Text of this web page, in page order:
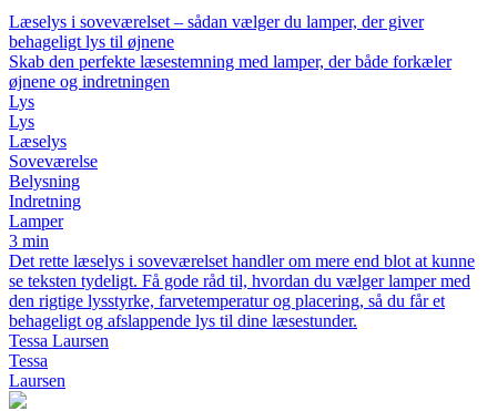
Læselys i soveværelset – sådan vælger du lamper, der giver
behageligt lys til øjnene
Skab den perfekte læsestemning med lamper, der både forkæler
øjnene og indretningen
Lys
Lys
Læselys
Soveværelse
Belysning
Indretning
Lamper
3 min
Det rette læselys i soveværelset handler om mere end blot at kunne
se teksten tydeligt. Få gode råd til, hvordan du vælger lamper med
den rigtige lysstyrke, farvetemperatur og placering, så du får et
behageligt og afslappende lys til dine læsestunder.
Tessa Laursen
Tessa
Laursen